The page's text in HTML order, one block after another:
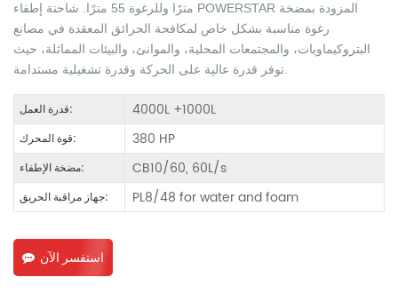
مترًا وللرغوة 55 مترًا. شاحنة إطفاء POWERSTAR المزودة بمضخة
رغوة مناسبة بشكل خاص لمكافحة الحرائق المعقدة في مصانع
البتروكيماويات، والمجتمعات المحلية، والموانئ، والبيئات المماثلة، حيث
توفر قدرة عالية على الحركة وقدرة تشغيلية مستدامة.
قدرة العمل: 4000L +1000L
قوة المحرك: 380 HP
مضخة الإطفاء: CB10/60, 60L/s
جهاز مراقبة الحريق: PL8/48 for water and foam
استفسر الآن